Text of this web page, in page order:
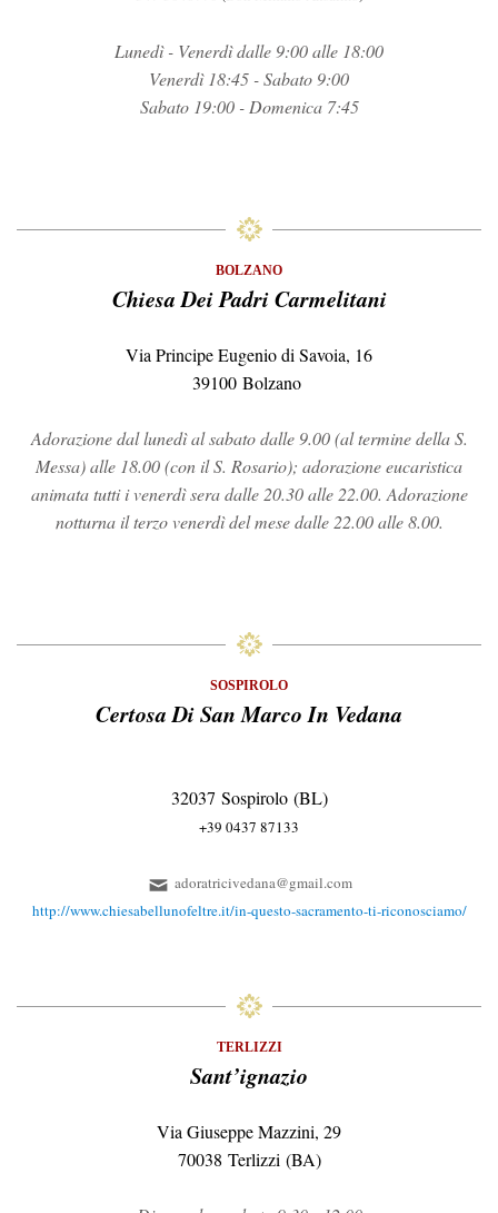
Lunedì - Venerdì dalle 9:00 alle 18:00
Venerdì 18:45 - Sabato 9:00
Sabato 19:00 - Domenica 7:45
BOLZANO
Chiesa Dei Padri Carmelitani
Via Principe Eugenio di Savoia, 16
39100 Bolzano
Adorazione dal lunedì al sabato dalle 9.00 (al termine della S.
Messa) alle 18.00 (con il S. Rosario); adorazione eucaristica
animata tutti i venerdì sera dalle 20.30 alle 22.00. Adorazione
notturna il terzo venerdì del mese dalle 22.00 alle 8.00.
SOSPIROLO
Certosa Di San Marco In Vedana
32037 Sospirolo (BL)
+39 0437 87133
adoratricivedana@gmail.com
http://www.chiesabellunofeltre.it/in-questo-sacramento-ti-riconosciamo/
TERLIZZI
Sant’ignazio
Via Giuseppe Mazzini, 29
70038 Terlizzi (BA)